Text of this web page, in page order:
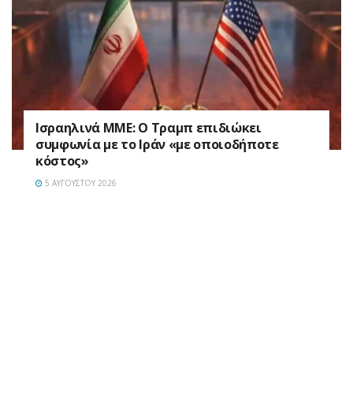
Ισραηλινά ΜΜΕ: Ο Τραμπ επιδιώκει
συμφωνία με το Ιράν «με οποιοδήποτε
κόστος»
5 ΑΥΓΟΎΣΤΟΥ 2026